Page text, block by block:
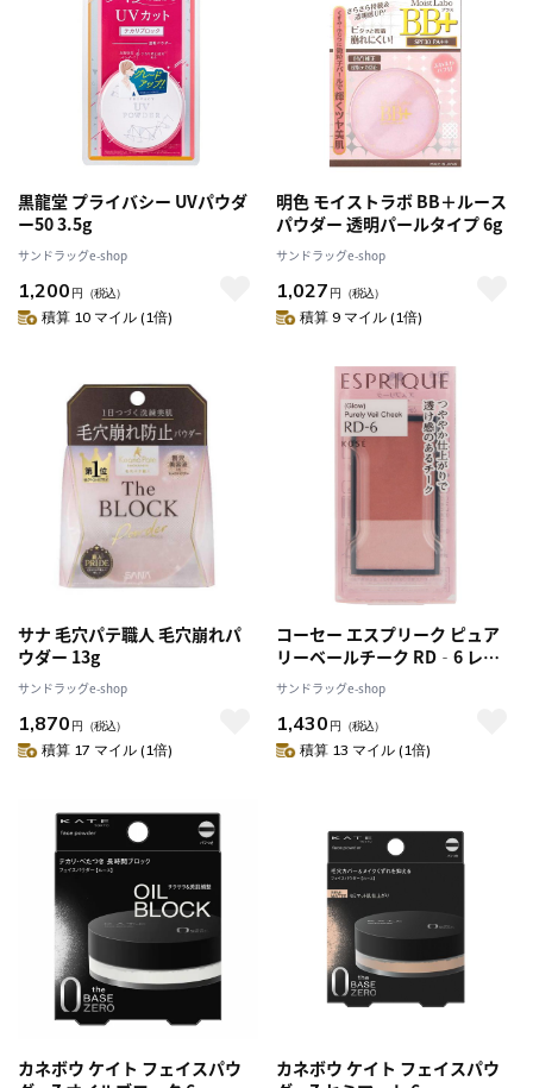
黒龍堂 プライバシー UVパウダ
ー50 3.5g
サンドラッグe-shop
1,200 円 （税込）
積算 10 マイル (1倍)
明色 モイストラボ BB＋ルース
パウダー 透明パールタイプ 6g
サンドラッグe-shop
1,027 円 （税込）
積算 9 マイル (1倍)
サナ 毛穴パテ職人 毛穴崩れパ
ウダー 13g
サンドラッグe-shop
1,870 円 （税込）
積算 17 マイル (1倍)
コーセー エスプリーク ピュア
リーベールチーク RD‐6 レッ
ド系
サンドラッグe-shop
1,430 円 （税込）
積算 13 マイル (1倍)
カネボウ ケイト フェイスパウ
カネボウ ケイト フェイスパウ